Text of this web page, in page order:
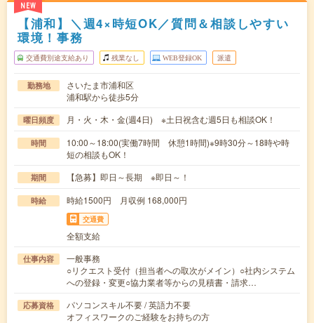
NEW
【浦和】＼週4×時短OK／質問＆相談しやすい
環境！事務
交通費別途支給あり 残業なし WEB登録OK 派遣
勤務地
さいたま市浦和区
浦和駅から徒歩5分
曜日頻度 月・火・木・金(週4日) ※土日祝含む週5日も相談OK！
時間
10:00～18:00(実働7時間 休憩1時間)※9時30分～18時や時
短の相談もOK！
期間 【急募】即日～長期 ※即日～！
時給 時給1500円 月収例 168,000円
交通費
全額支給
仕事内容
一般事務
○リクエスト受付（担当者への取次がメイン）○社内システム
への登録・変更○協力業者等からの見積書・請求…
応募資格
パソコンスキル不要 / 英語力不要
オフィスワークのご経験をお持ちの方